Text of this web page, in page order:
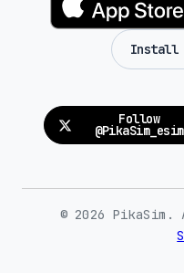
Install
Follow
@PikaSim_esim
© 2026